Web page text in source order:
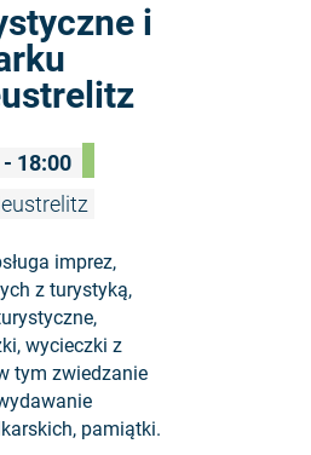
i
18:00
imprez,
z turystyką,
wycieczki z
tym zwiedzanie
pamiątki.